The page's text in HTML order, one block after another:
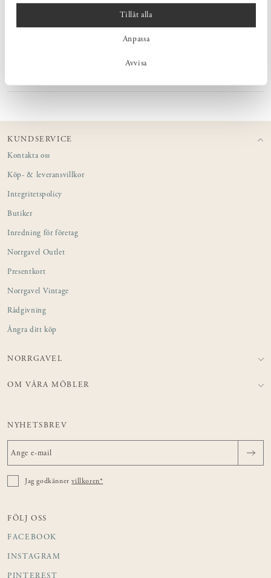
Tillåt alla
Anpassa
Avvisa
KUNDSERVICE
Kontakta oss
Köp- & leveransvillkor
Integritetspolicy
Butiker
Inredning för företag
Norrgavel Outlet
Presentkort
Norrgavel Vintage
Rådgivning
Ångra ditt köp
NORRGAVEL
OM VÅRA MÖBLER
NYHETSBREV
Jag godkännervillkoren*
FÖLJ OSS
FACEBOOK
INSTAGRAM